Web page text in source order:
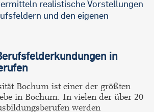
realistische Vorstellungen
und den eigenen
in
Bochum ist einer der größten
in Bochum: In vielen der über 20
werden